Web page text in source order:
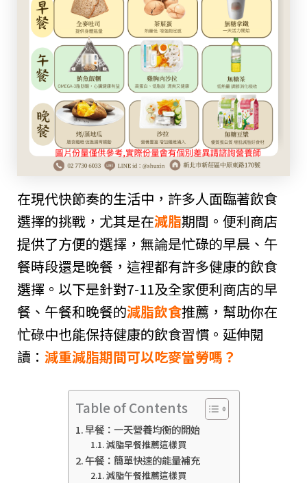
在現代快節奏的生活中，許多人面臨著飲食
選擇的挑戰，尤其是在減脂期間。便利商店
提供了方便的選擇，無論是忙碌的早晨、午
餐時段還是晚餐，這裡都有許多健康的飲食
選擇。以下是針對7-11及全家便利商店的早
餐、午餐和晚餐的減脂飲食推薦，幫助你在
忙碌中也能保持健康的飲食習慣。延伸閱
讀： 減重減脂期間可以吃麥當勞嗎？
Table of Contents
早餐：一天營養均衡的開始
減脂早餐推薦這樣買
午餐：簡單快速的能量補充
減脂午餐推薦這樣買